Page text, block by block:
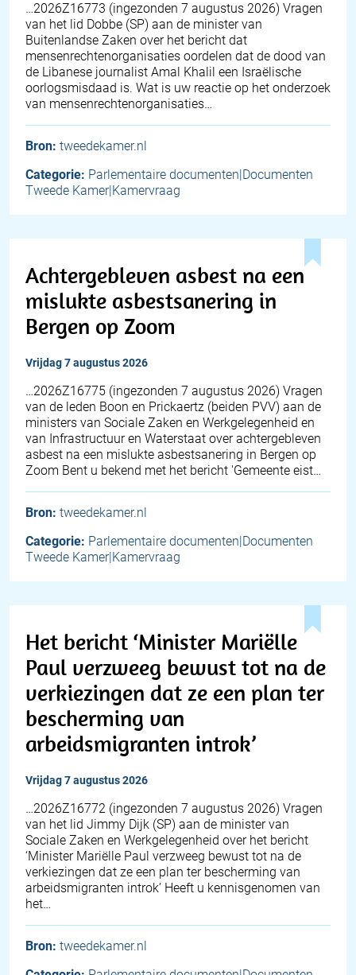
… 2026Z16773 (ingezonden 7 augustus 2026) Vragen
van het lid Dobbe (SP) aan de minister van
Buitenlandse Zaken over het bericht dat
mensenrechtenorganisaties oordelen dat de dood van
de Libanese journalist Amal Khalil een Israëlische
oorlogsmisdaad is. Wat is uw reactie op het onderzoek
van mensenrechtenorganisaties…
Bron: tweedekamer.nl
Categorie: Parlementaire documenten|Documenten
Tweede Kamer|Kamervraag
Achtergebleven asbest na een
mislukte asbestsanering in
Bergen op Zoom
vrijdag 7 augustus 2026
… 2026Z16775 (ingezonden 7 augustus 2026) Vragen
van de leden Boon en Prickaertz (beiden PVV) aan de
ministers van Sociale Zaken en Werkgelegenheid en
van Infrastructuur en Waterstaat over achtergebleven
asbest na een mislukte asbestsanering in Bergen op
Zoom Bent u bekend met het bericht 'Gemeente eist…
Bron: tweedekamer.nl
Categorie: Parlementaire documenten|Documenten
Tweede Kamer|Kamervraag
Het bericht ‘Minister Mariëlle
Paul verzweeg bewust tot na de
verkiezingen dat ze een plan ter
bescherming van
arbeidsmigranten introk’
vrijdag 7 augustus 2026
… 2026Z16772 (ingezonden 7 augustus 2026) Vragen
van het lid Jimmy Dijk (SP) aan de minister van
Sociale Zaken en Werkgelegenheid over het bericht
‘Minister Mariëlle Paul verzweeg bewust tot na de
verkiezingen dat ze een plan ter bescherming van
arbeidsmigranten introk’ Heeft u kennisgenomen van
het…
Bron: tweedekamer.nl